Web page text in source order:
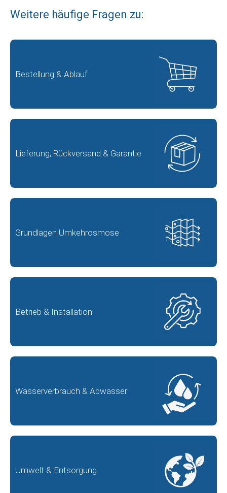
Weitere häufige Fragen zu:
Bestellung & Ablauf
Lieferung, Rückversand & Garantie
Grundlagen Umkehrosmose
Betrieb & Installation
Wasserverbrauch & Abwasser
Umwelt & Entsorgung